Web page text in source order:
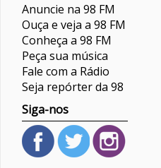
Anuncie na 98 FM
Ouça e veja a 98 FM
Conheça a 98 FM
Peça sua música
Fale com a Rádio
Seja repórter da 98
Siga-nos